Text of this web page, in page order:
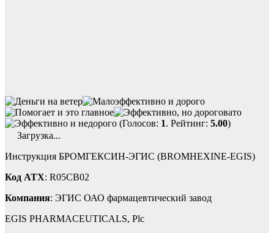
(Голосов: 1. Рейтинг: 5.00)
Загрузка...
Инструкция БРОМГЕКСИН-ЭГИС (BROMHEXINE-EGIS)
Код ATX: R05CB02
Компания: ЭГИС ОАО фармацевтический завод
EGIS PHARMACEUTICALS, Plc